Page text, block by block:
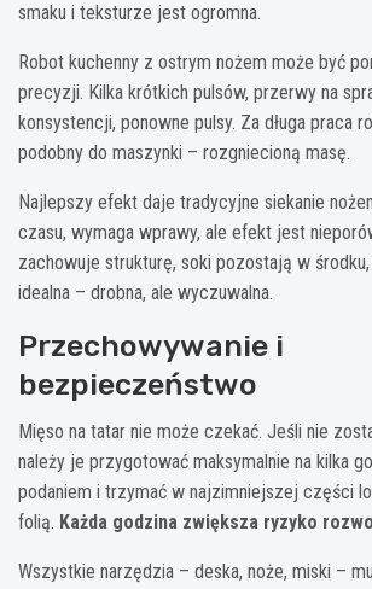
smaku i teksturze jest ogromna.
Robot kuchenny z ostrym nożem może być
precyzji. Kilka krótkich pulsów, przerwy na
konsystencji, ponowne pulsy. Za długa praca
podobny do maszynki – rozgniecioną masę.
Najlepszy efekt daje tradycyjne siekanie
czasu, wymaga wprawy, ale efekt jest
zachowuje strukturę, soki pozostają w
idealna – drobna, ale wyczuwalna.
Przechowywanie i
bezpieczeństwo
Mięso na tatar nie może czekać. Jeśli nie
należy je przygotować maksymalnie na kilka
podaniem i trzymać w najzimniejszej części
folią. Każda godzina zwiększa ryzyko
Wszystkie narzędzia – deska, noże, miski –